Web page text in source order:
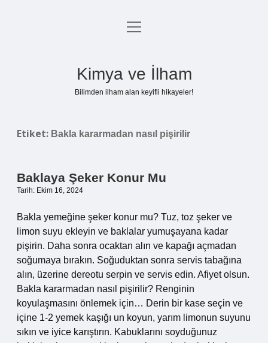
Anasayfa
menüyü
Kimya ve İlham
Bilimden ilham alan keyifli hikayeler!
Etiket: Bakla kararmadan nasıl pişirilir
Baklaya Şeker Konur Mu
Tarih: Ekim 16, 2024
Bakla yemeğine şeker konur mu? Tuz, toz şeker ve
limon suyu ekleyin ve baklalar yumuşayana kadar
pişirin. Daha sonra ocaktan alın ve kapağı açmadan
soğumaya bırakın. Soğuduktan sonra servis tabağına
alın, üzerine dereotu serpin ve servis edin. Afiyet olsun.
Bakla kararmadan nasıl pişirilir? Renginin
koyulaşmasını önlemek için… Derin bir kase seçin ve
içine 1-2 yemek kaşığı un koyun, yarım limonun suyunu
sıkın ve iyice karıştırın. Kabuklarını soyduğunuz